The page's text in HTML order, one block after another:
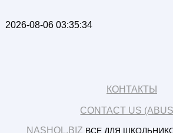
2026-08-06 03:35:34
КОНТАКТЫ
CONTACT US
NASHOL.BIZ ВСЕ ДЛЯ